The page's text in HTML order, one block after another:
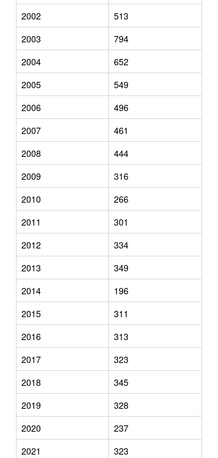
2002
513
2003
794
2004
652
2005
549
2006
496
2007
461
2008
444
2009
316
2010
266
2011
301
2012
334
2013
349
2014
196
2015
311
2016
313
2017
323
2018
345
2019
328
2020
237
2021
323